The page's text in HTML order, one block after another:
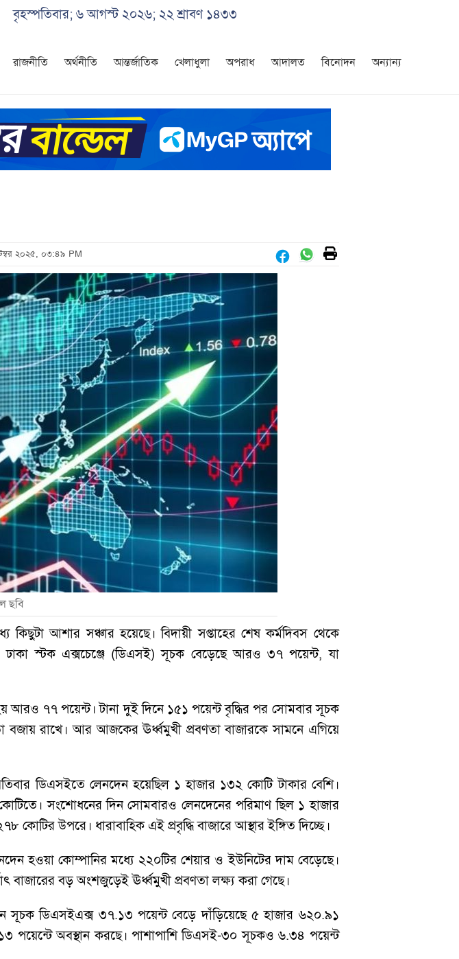
বৃহস্পতিবার; ৬ আগস্ট ২০২৬; ২২ শ্রাবণ ১৪৩৩
রাজনীতি অর্থনীতি আন্তর্জাতিক খেলাধুলা অপরাধ আদালত বিনোদন অন্যান্য
২০২৫, ০৩:৪৯ PM
ছবি
কিছুটা আশার সঞ্চার হয়েছে। বিদায়ী সপ্তাহের শেষ কর্মদিবস থেকে
ঢাকা স্টক এক্সচেঞ্জে (ডিএসই) সূচক বেড়েছে আরও ৩৭ পয়েন্ট, যা
৭৭ পয়েন্ট। টানা দুই দিনে ১৫১ পয়েন্ট বৃদ্ধির পর সোমবার সূচক
বজায় রাখে। আর আজকের ঊর্ধ্বমুখী প্রবণতা বাজারকে সামনে এগিয়ে
ডিএসইতে লেনদেন হয়েছিল ১ হাজার ১৩২ কোটি টাকার বেশি।
সংশোধনের দিন সোমবারও লেনদেনের পরিমাণ ছিল ১ হাজার
উপরে। ধারাবাহিক এই প্রবৃদ্ধি বাজারে আস্থার ইঙ্গিত দিচ্ছে।
হওয়া কোম্পানির মধ্যে ২২০টির শেয়ার ও ইউনিটের দাম বেড়েছে।
বাজারের বড় অংশজুড়েই ঊর্ধ্বমুখী প্রবণতা লক্ষ্য করা গেছে।
সূচক ডিএসইএক্স ৩৭.১৩ পয়েন্ট বেড়ে দাঁড়িয়েছে ৫ হাজার ৬২০.৯১
পয়েন্টে অবস্থান করছে। পাশাপাশি ডিএসই-৩০ সূচকও ৬.৩৪ পয়েন্ট